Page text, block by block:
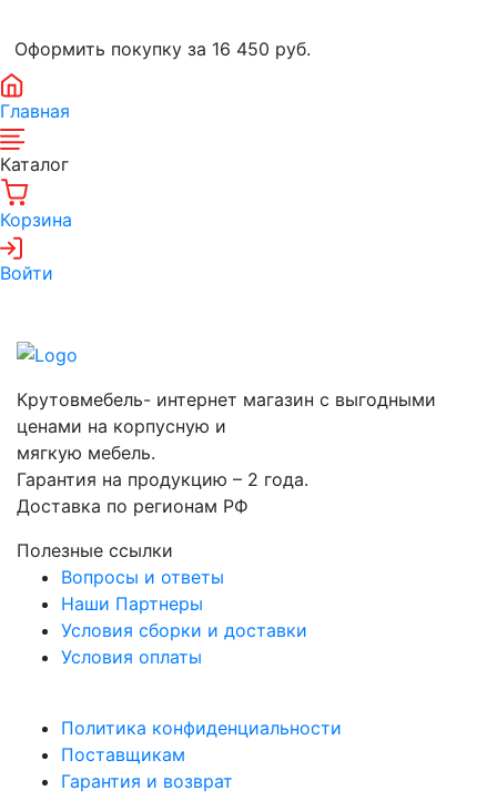
Оформить покупку за 16 450 руб.
Главная
Каталог
Корзина
Войти
Крутовмебель- интернет магазин с выгодными
ценами на корпусную и
мягкую мебель.
Гарантия на продукцию – 2 года.
Доставка по регионам РФ
Полезные ссылки
Вопросы и ответы
Наши Партнеры
Условия сборки и доставки
Условия оплаты
Политика конфиденциальности
Поставщикам
Гарантия и возврат